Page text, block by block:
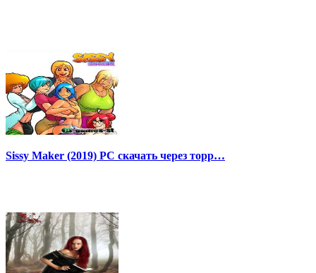
Sissy Maker (2019) PC скачать через торр…